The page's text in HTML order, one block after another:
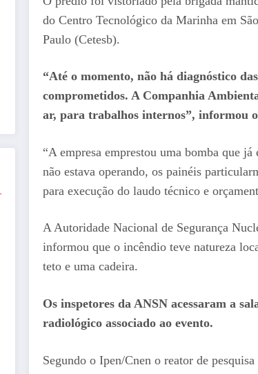
do Centro Tecnológico da Marinha em
Paulo (Cetesb).
“Até o momento, não há diagnóstico
comprometidos. A Companhia
ar, para trabalhos internos”, informou
“A empresa emprestou uma bomba que
não estava operando, os painéis
para execução do laudo técnico e
A Autoridade Nacional de Segurança
informou que o incêndio teve natureza
teto e uma cadeira.
Os inspetores da ANSN acessaram a
radiológico associado ao evento.
Segundo o Ipen/Cnen o reator de